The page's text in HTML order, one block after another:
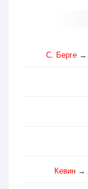
С. Берге →
Кевин →